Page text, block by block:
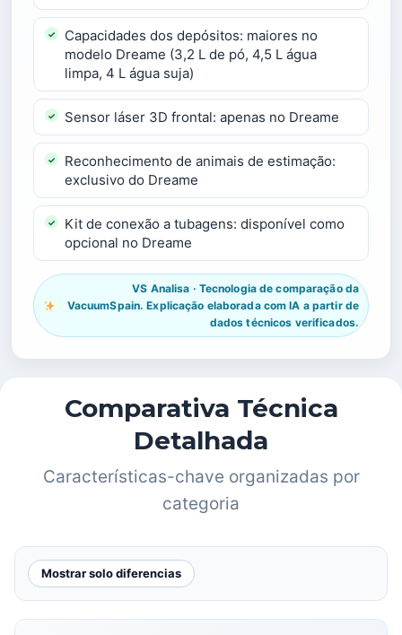
Capacidades dos depósitos: maiores no
modelo Dreame (3,2 L de pó, 4,5 L água
limpa, 4 L água suja)
Sensor láser 3D frontal: apenas no Dreame
Reconhecimento de animais de estimação:
exclusivo do Dreame
Kit de conexão a tubagens: disponível como
opcional no Dreame
VS Analisa · Tecnologia de comparação da
VacuumSpain. Explicação elaborada com IA a partir de
dados técnicos verificados.
Comparativa Técnica
Detalhada
Características-chave organizadas por
categoria
Mostrar solo diferencias